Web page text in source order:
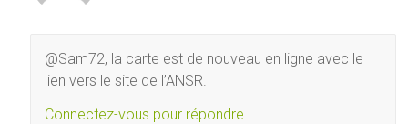
@Sam72, la carte est de nouveau en ligne avec le
lien vers le site de l’ANSR.
Connectez-vous pour répondre